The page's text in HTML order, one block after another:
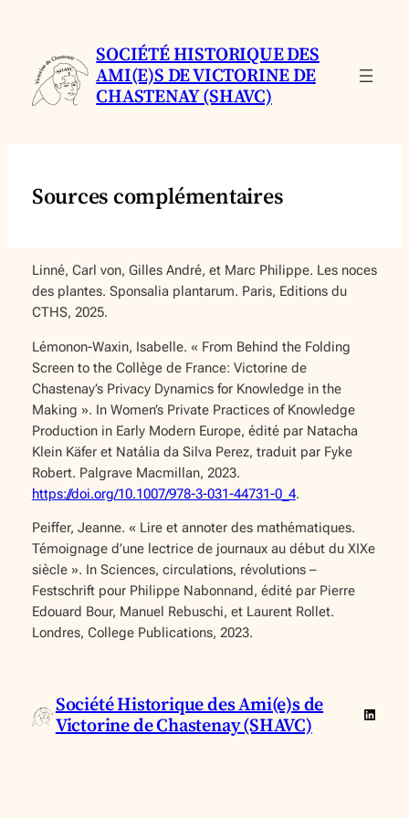
contenu
SOCIÉTÉ HISTORIQUE DES
AMI(E)S DE VICTORINE DE
CHASTENAY (SHAVC)
Sources complémentaires
Linné, Carl von, Gilles André, et Marc Philippe. Les noces
des plantes. Sponsalia plantarum. Paris, Editions du
CTHS, 2025.
Lémonon-Waxin, Isabelle. « From Behind the Folding
Screen to the Collège de France: Victorine de
Chastenay’s Privacy Dynamics for Knowledge in the
Making ». In Women’s Private Practices of Knowledge
Production in Early Modern Europe, édité par Natacha
Klein Käfer et Natália da Silva Perez, traduit par Fyke
Robert. Palgrave Macmillan, 2023.
https://doi.org/10.1007/978-3-031-44731-0_4.
Peiffer, Jeanne. « Lire et annoter des mathématiques.
Témoignage d’une lectrice de journaux au début du XIXe
siècle ». In Sciences, circulations, révolutions –
Festschrift pour Philippe Nabonnand, édité par Pierre
Edouard Bour, Manuel Rebuschi, et Laurent Rollet.
Londres, College Publications, 2023.
Société Historique des Ami(e)s de
Victorine de Chastenay (SHAVC)